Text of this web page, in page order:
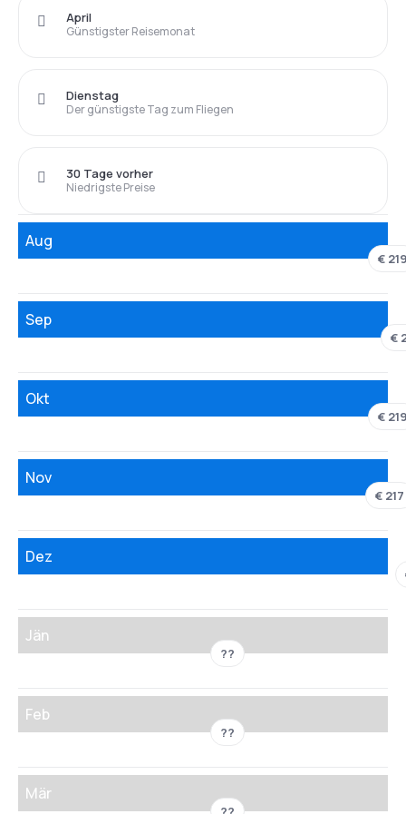
Günstigster Reisemonat
April
Der günstigste Tag zum Fliegen
Dienstag
Niedrigste Preise
30 Tage vorher
Aug
€
Sep
€
Okt
€
Nov
€ 217
Dez
Jän
??
Feb
??
Mär